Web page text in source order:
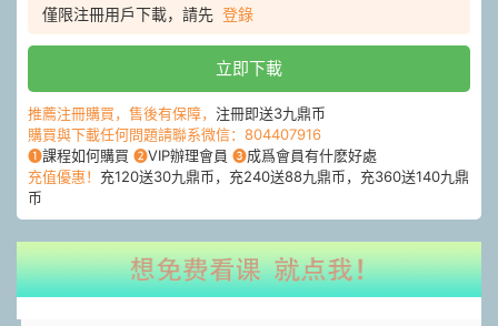
僅限注冊用戶下載，請先 登錄
立即下載
推薦注冊購買，售後有保障， 注冊即送3九鼎币
購買與下載任何問題請聯系微信：804407916
❶課程如何購買 ❷VIP辦理會員 ❸成爲會員有什麽好處
充值優惠！ 充120送30九鼎币，充240送88九鼎币，充360送140九鼎
币